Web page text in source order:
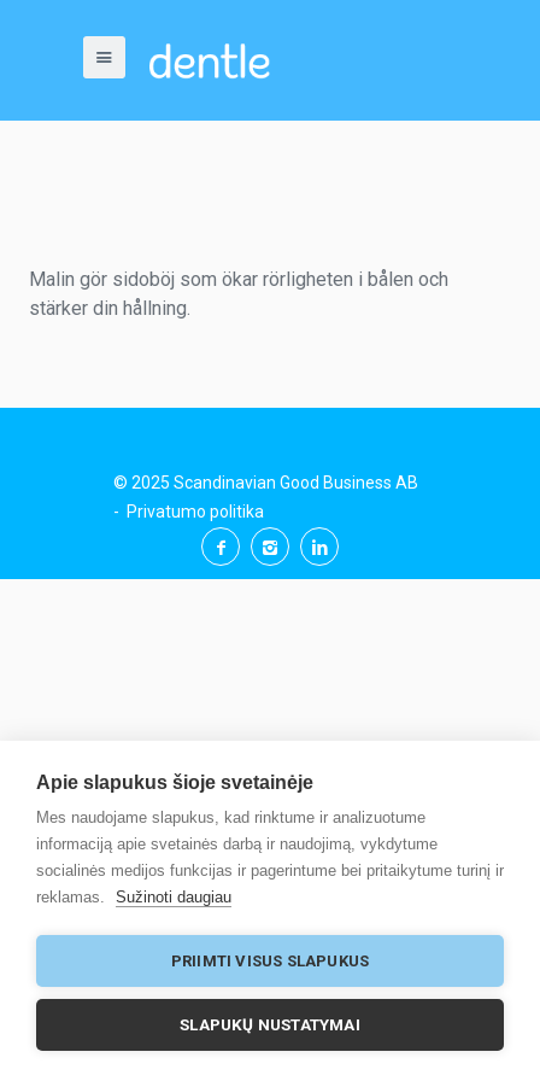
Malin gör sidoböj som ökar rörligheten i bålen och
stärker din hållning.
© 2025 Scandinavian Good Business AB
- Privatumo politika
Apie slapukus šioje svetainėje
Mes naudojame slapukus, kad rinktume ir analizuotume
informaciją apie svetainės darbą ir naudojimą, vykdytume
socialinės medijos funkcijas ir pagerintume bei pritaikytume turinį ir
reklamas.
Sužinoti daugiau
PRIIMTI VISUS SLAPUKUS
SLAPUKŲ NUSTATYMAI